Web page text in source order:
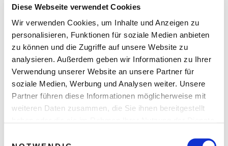
Diese Webseite verwendet Cookies
Wir verwenden Cookies, um Inhalte und Anzeigen zu
personalisieren, Funktionen für soziale Medien anbieten
zu können und die Zugriffe auf unsere Website zu
analysieren. Außerdem geben wir Informationen zu Ihrer
Verwendung unserer Website an unsere Partner für
soziale Medien, Werbung und Analysen weiter. Unsere
Partner führen diese Informationen möglicherweise mit
weiteren Daten zusammen, die Sie ihnen bereitgestellt
Bauch, kühlst du deine sexuelle Erregung ab.
Halte dabei kurz inne und atme drei Mal
langsam und tief in deinen Bauch. Spüre dabei,
wie die Erregung weniger wird und du dich
mehr entspannst. Setze danach die
Penetration LANGSAM fort.
Samenergusses und halte dann inne. Hole